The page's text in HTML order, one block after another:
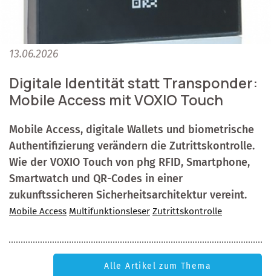
13.06.2026
Digitale Identität statt Transponder:
Mobile Access mit VOXIO Touch
Mobile Access, digitale Wallets und biometrische
Authentifizierung verändern die Zutrittskontrolle.
Wie der VOXIO Touch von phg RFID, Smartphone,
Smartwatch und QR-Codes in einer
zukunftssicheren Sicherheitsarchitektur vereint.
Mobile Access Multifunktionsleser Zutrittskontrolle
Alle Artikel zum Thema